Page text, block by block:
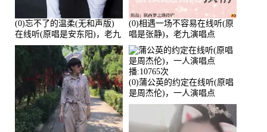
(0)忘不了的温柔(无和声版)
在线听(原唱是安东阳)，老九
演唱点播:17392次
(0)相遇一场不容易在线听(原
唱是张静)，老九演唱点
播:11453次
(0)蒲公英的约定在线听(原唱
是周杰伦)，一人演唱点
播:10765次